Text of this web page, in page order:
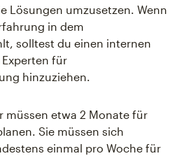
Lösungen umzusetzen. Wenn
in dem
solltest du einen internen
für
hinzuziehen.
müssen etwa 2 Monate für
Sie müssen sich
einmal pro Woche für